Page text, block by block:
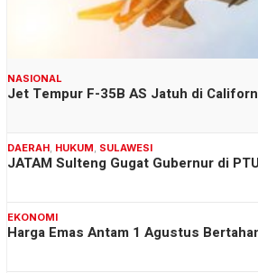
NASIONAL
Jet Tempur F-35B AS Jatuh di
DAERAH, HUKUM, SULAWESI
JATAM Sulteng Gugat Gubernur di
EKONOMI
Harga Emas Antam 1 Agustus